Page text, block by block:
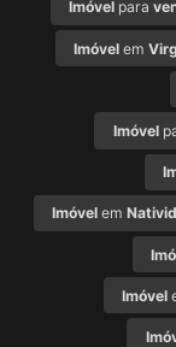
Imóvelpara
Imóvel em
Imóvel
Imóvelem
Imóvel